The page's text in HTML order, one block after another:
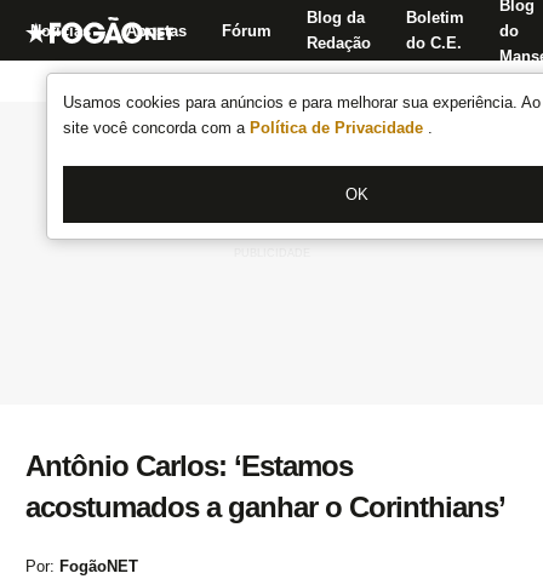
Usamos cookies para anúncios e para melhorar sua experiência.
site você concorda com a Política de Privacidade .
OK
Notícias Apostas Fórum
Blog da
Redação
Boletim
do C.E.
Blog
do
Antônio Carlos: ‘Estamos
acostumados a ganhar o Corinthians’
Por: FogãoNET